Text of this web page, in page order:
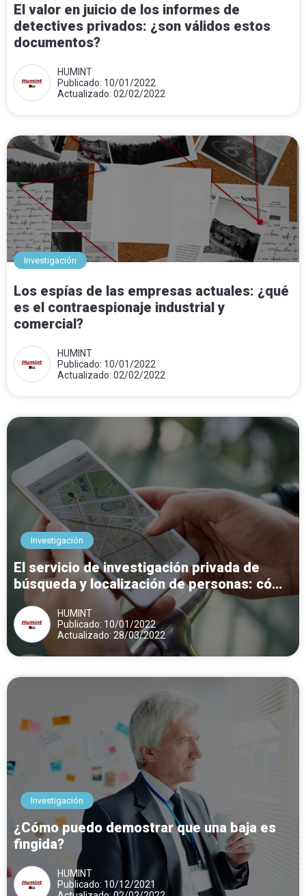
El valor en juicio de los informes de
detectives privados: ¿son válidos estos
documentos?
HUMINT
Publicado: 10/01/2022
Actualizado: 02/02/2022
Investigación
Los espías de las empresas actuales: ¿qué
es el contraespionaje industrial y
comercial?
HUMINT
Publicado: 10/01/2022
Actualizado: 02/02/2022
Investigación
El servicio de investigación privada de
búsqueda y localización de personas: cómo
proceder
HUMINT
Publicado: 10/01/2022
Actualizado: 28/03/2022
Investigación
¿Cómo puedo demostrar que una baja es
fingida?
HUMINT
Publicado: 10/12/2021